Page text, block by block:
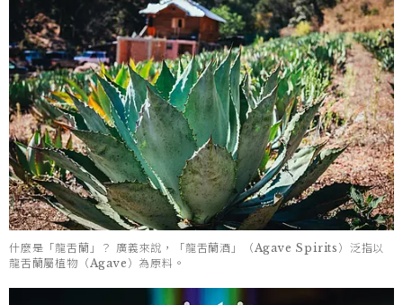
什麼是「龍舌蘭」？ 廣義來說，「龍舌蘭酒」（Agave Spirits）泛指以
龍舌蘭屬植物（Agave）為原料。